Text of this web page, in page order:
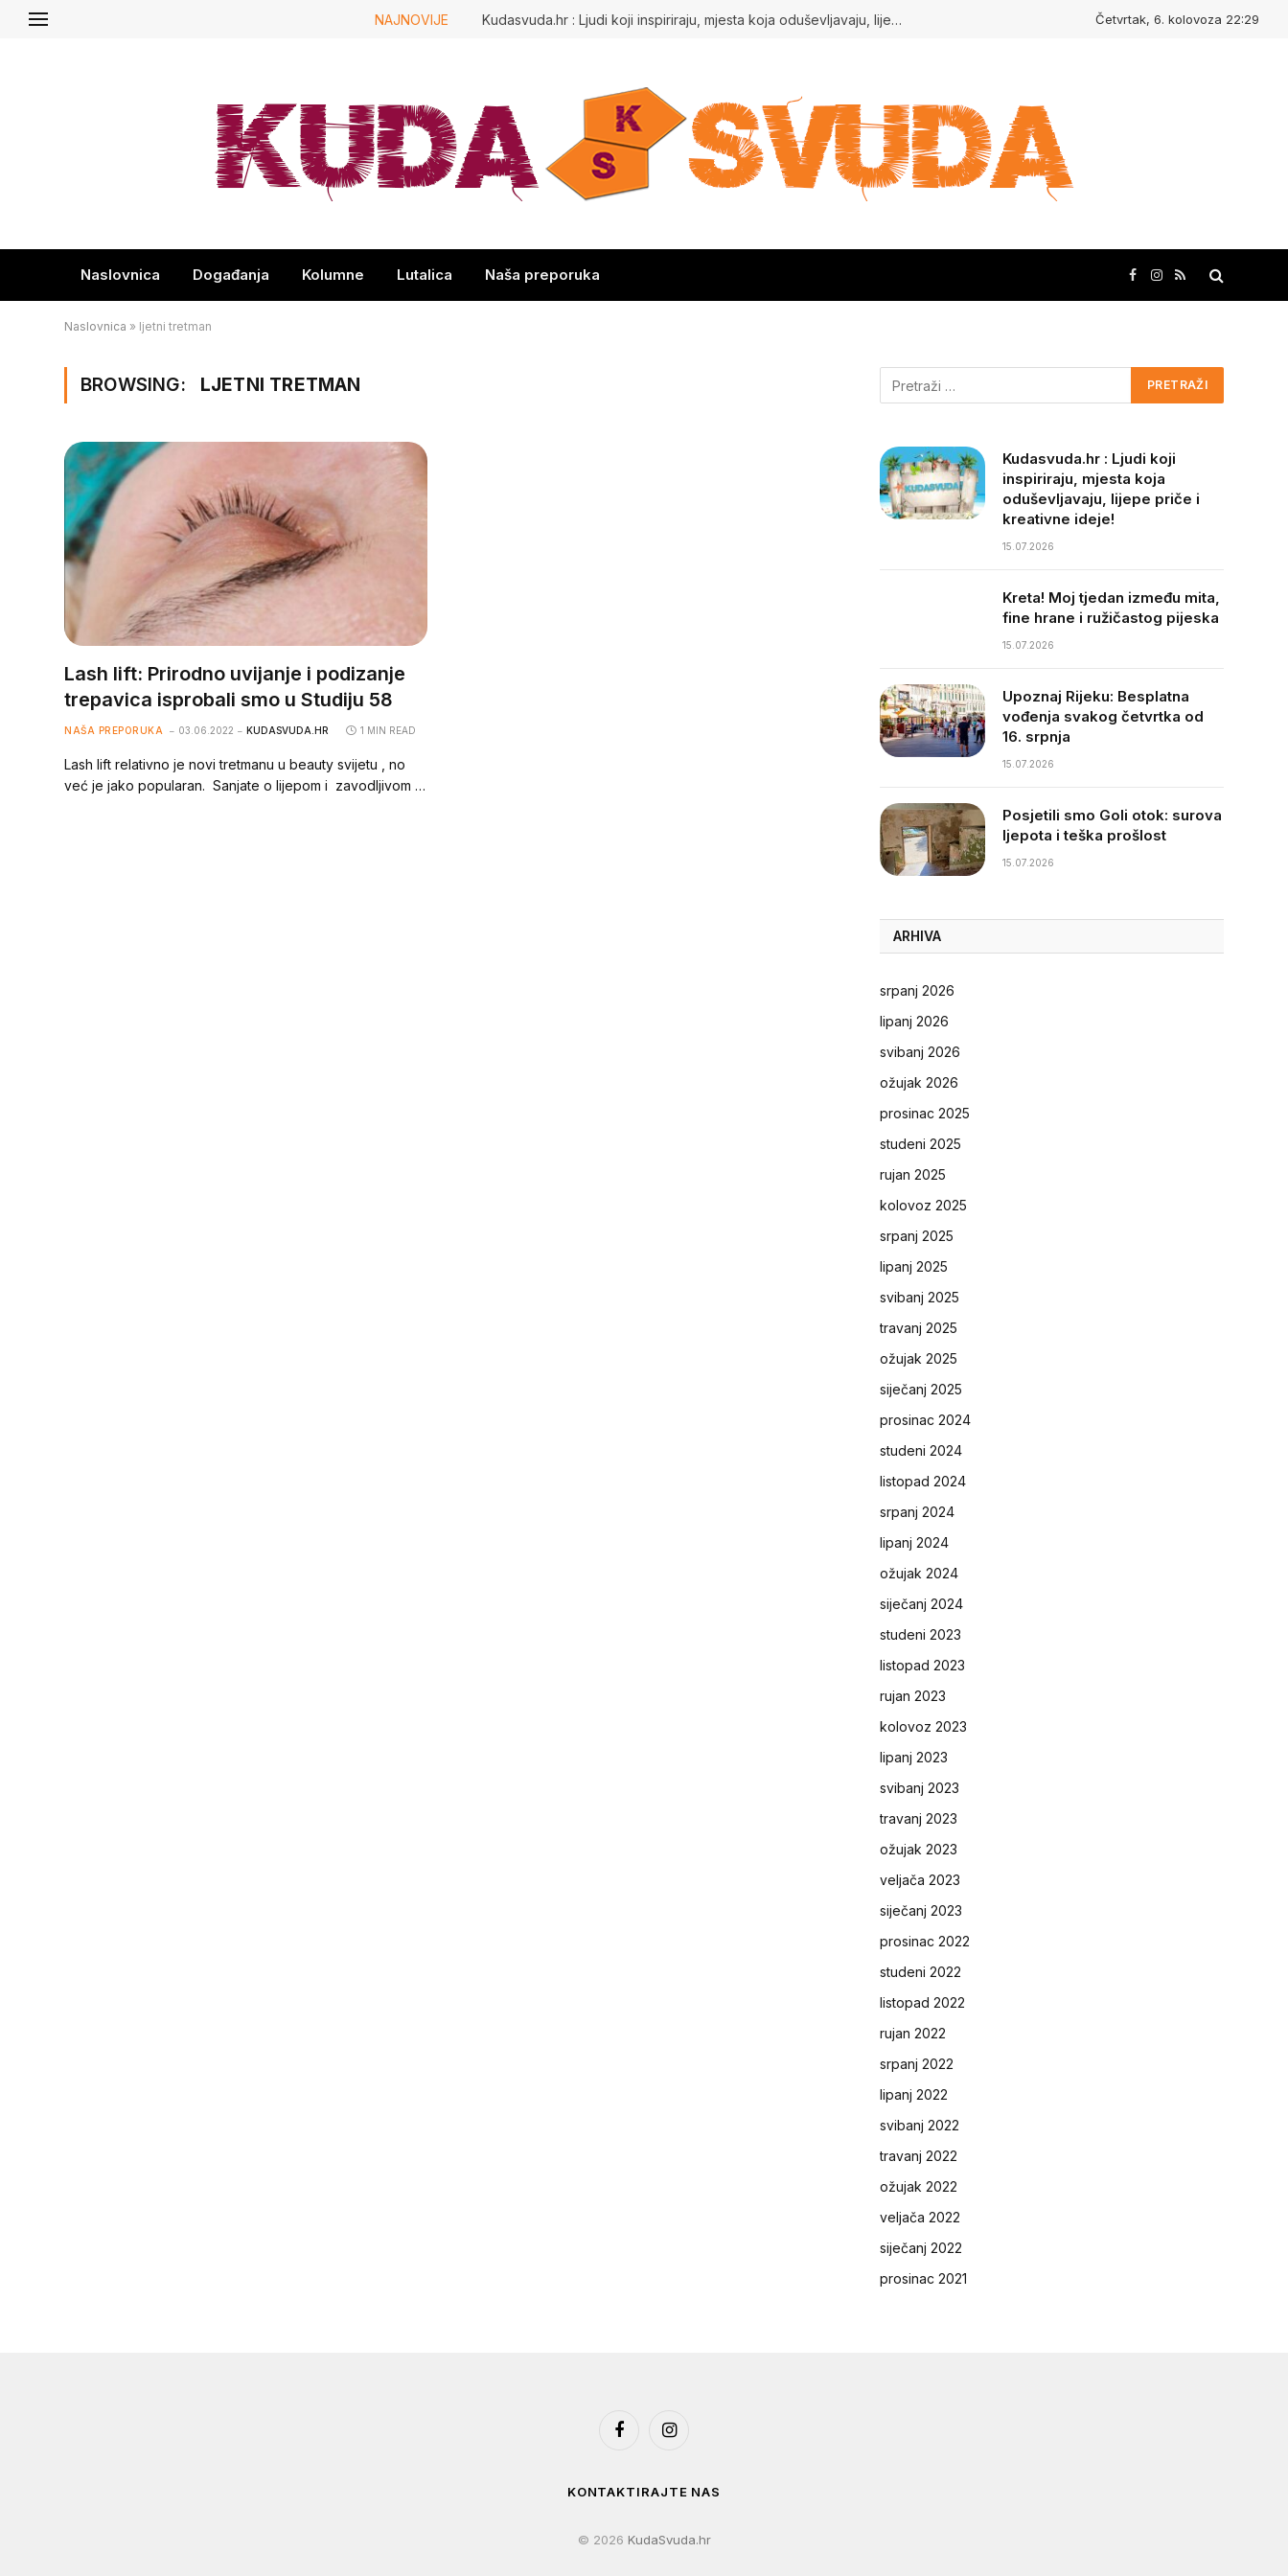
NAJNOVIJE Kudasvuda.hr : Ljudi koji inspiriraju, mjesta koja oduševljavaju, lijepe priče i kreativne ideje! Četvrtak, 6. kolovoza 22:29
Naslovnica Događanja Kolumne Lutalica Naša preporuka Facebook
Instagram
RSS
Naslovnica » ljetni tretman
BROWSING: LJETNI TRETMAN
Lash lift: Prirodno uvijanje i podizanje
trepavica isprobali smo u Studiju 58
NAŠA PREPORUKA 03.06.2022 KUDASVUDA.HR 1 MIN READ
Lash lift relativno je novi tretmanu u beauty svijetu , no
već je jako popularan. Sanjate o lijepom i zavodljivom …
Kudasvuda.hr : Ljudi koji
inspiriraju, mjesta koja
oduševljavaju, lijepe priče i
kreativne ideje!
15.07.2026
Kreta! Moj tjedan između mita,
fine hrane i ružičastog pijeska
15.07.2026
Upoznaj Rijeku: Besplatna
vođenja svakog četvrtka od
16. srpnja
15.07.2026
Posjetili smo Goli otok: surova
ljepota i teška prošlost
15.07.2026
ARHIVA
srpanj 2026
lipanj 2026
svibanj 2026
ožujak 2026
prosinac 2025
studeni 2025
rujan 2025
kolovoz 2025
srpanj 2025
lipanj 2025
svibanj 2025
travanj 2025
ožujak 2025
siječanj 2025
prosinac 2024
studeni 2024
listopad 2024
srpanj 2024
lipanj 2024
ožujak 2024
siječanj 2024
studeni 2023
listopad 2023
rujan 2023
kolovoz 2023
lipanj 2023
svibanj 2023
travanj 2023
ožujak 2023
veljača 2023
siječanj 2023
prosinac 2022
studeni 2022
listopad 2022
rujan 2022
srpanj 2022
lipanj 2022
svibanj 2022
travanj 2022
ožujak 2022
veljača 2022
siječanj 2022
prosinac 2021
FacebookInstagram
KONTAKTIRAJTE NAS
© 2026 KudaSvuda.hr